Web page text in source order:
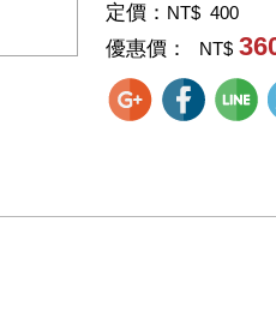
定價： NT$ 400
優惠價： NT$